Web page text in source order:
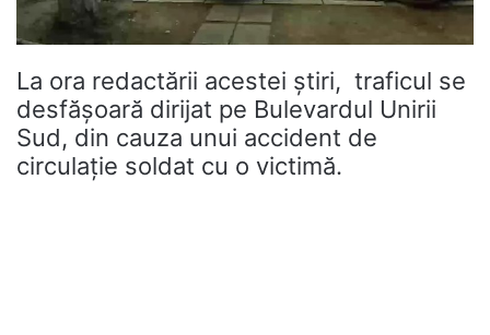
La ora redactării acestei știri, traficul se
desfășoară dirijat pe Bulevardul Unirii
Sud, din cauza unui accident de
circulație soldat cu o victimă.